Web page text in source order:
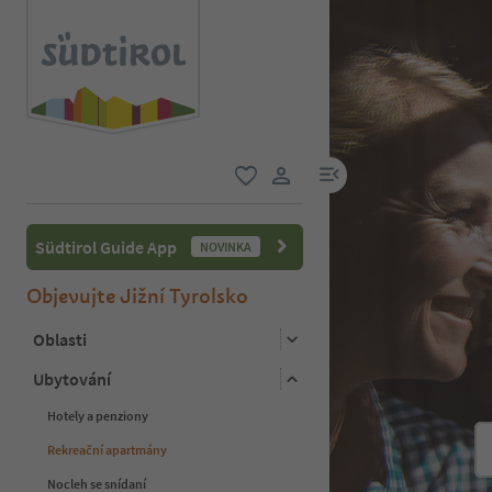
uživatelský odkaz
odkaz na menu
Südtirol Guide App NOVINKA
Objevujte Jižní Tyrolsko
Oblasti
Ubytování
Hotely a penziony
Rekreační apartmány
Nocleh se snídaní